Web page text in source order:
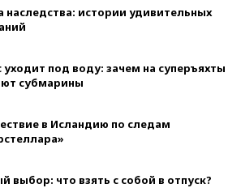
наследства: истории удивительных
уходит под воду: зачем на суперъяхты
субмарины
в Исландию по следам
выбор: что взять с собой в отпуск?